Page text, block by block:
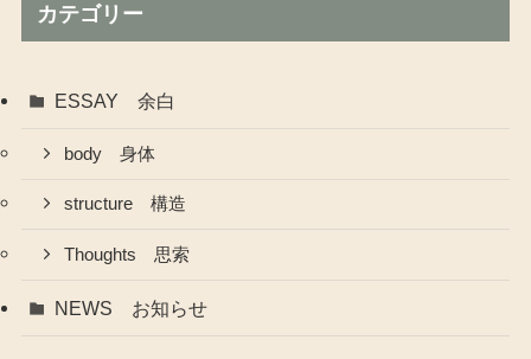
カテゴリー
ESSAY 余白
body 身体
structure 構造
Thoughts 思索
NEWS お知らせ